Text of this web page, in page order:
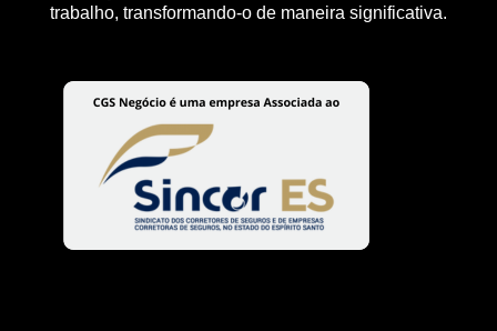
trabalho, transformando-o de maneira significativa.